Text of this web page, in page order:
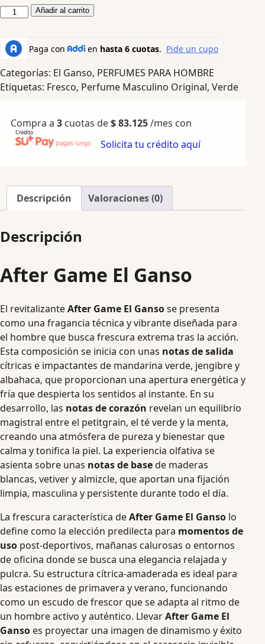
Añadir al carrito
Categorías: El Ganso, PERFUMES PARA HOMBRE
Etiquetas: Fresco, Perfume Masculino Original, Verde
Compra a 3 cuotas de$83.125/mes con
Solicita tu crédito aquí
Descripción Valoraciones (0)
Descripción
After Game El Ganso
El revitalizanteAfter Game El Gansose presenta
como una fragancia técnica y vibrante diseñada para
el hombre que busca frescura extrema tras la acción.
Esta composición se inicia con unas notas de salida
cítricas e impactantes de mandarina verde, jengibre y
albahaca, que proporcionan una apertura energética y
fría que despierta los sentidos al instante. En su
desarrollo, las notas de corazón revelan un equilibrio
magistral entre el petitgrain, el té verde y la menta,
creando una atmósfera de pureza y bienestar que
calma y tonifica la piel. La experiencia olfativa se
asienta sobre unas notas de basede maderas
blancas, vetiver y almizcle, que aportan una fijación
limpia, masculina y persistente durante todo el día.
La frescura característica deAfter Game El Ganso lo
define como la elección predilecta para momentos de
uso post-deportivos, mañanas calurosas o entornos
de oficina donde se busca una elegancia relajada y
pulcra. Su estructura cítrica-amaderada es ideal para
las estaciones de primavera y verano, funcionando
como un escudo de frescor que se adapta al ritmo de
un hombre activo y auténtico. LlevarAfter Game El
Ganso es proyectar una imagen de dinamismo y éxito